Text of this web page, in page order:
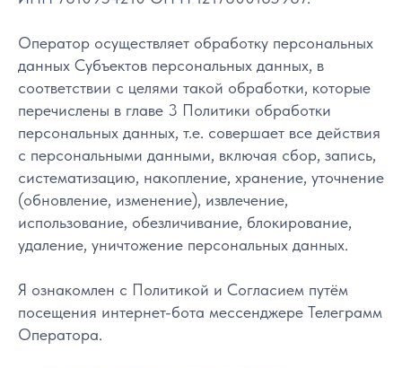
Оператор осуществляет обработку персональных
данных Субъектов персональных данных, в
соответствии с целями такой обработки, которые
перечислены в главе 3 Политики обработки
персональных данных, т.е. совершает все действия
с персональными данными, включая сбор, запись,
систематизацию, накопление, хранение, уточнение
(обновление, изменение), извлечение,
использование, обезличивание, блокирование,
удаление, уничтожение персональных данных.
Я ознакомлен с Политикой и Согласием путём
посещения интернет-бота мессенджере Телеграмм
Оператора.